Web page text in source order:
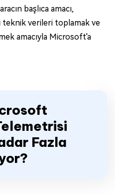
başlıca amacı,
teknik verileri toplamak ve
amacıyla Microsoft'a
Fazla